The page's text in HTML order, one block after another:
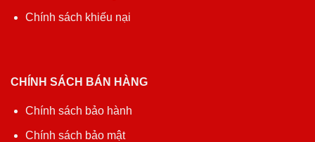
Chính sách khiếu nại
CHÍNH SÁCH BÁN HÀNG
Chính sách bảo hành
Chính sách bảo mật